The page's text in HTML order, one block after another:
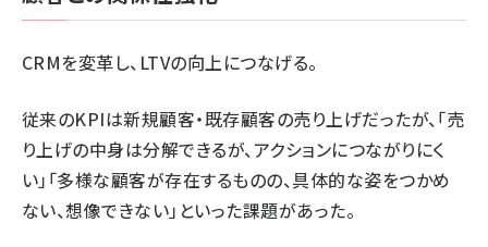
CRMを変革し、LTVの向上につなげる。
従来のKPIは新規顧客・既存顧客の売り上げだったが、「売
り上げの中身は分解できるが、アクションにつながりにく
い」「多様な顧客が存在するものの、具体的な姿をつかめ
ない、想像できない」といった課題があった。